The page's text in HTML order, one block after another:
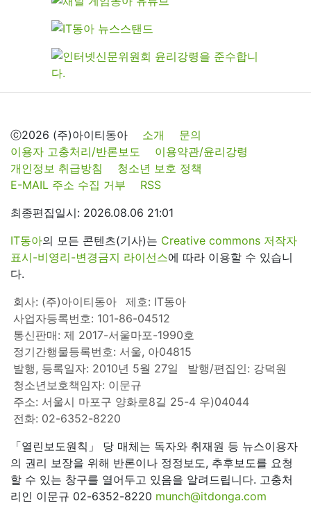
ⓒ2026 (주)아이티동아 소개
문의
이용자 고충처리/반론보도
이용약관/윤리강령
개인정보 취급방침
청소년 보호 정책
E-MAIL 주소 수집 거부
RSS
최종편집일시: 2026.08.06 21:01
IT동아의 모든 콘텐츠(기사)는 Creative commons 저작자
표시-비영리-변경금지 라이선스에 따라 이용할 수 있습니
다.
회사: (주)아이티동아
제호: IT동아
사업자등록번호: 101-86-04512
통신판매: 제 2017-서울마포-1990호
정기간행물등록번호: 서울, 아04815
발행, 등록일자: 2010년 5월 27일
발행/편집인: 강덕원
청소년보호책임자: 이문규
주소: 서울시 마포구 양화로8길 25-4 우)04044
전화: 02-6352-8220
「열린보도원칙」 당 매체는 독자와 취재원 등 뉴스이용자
의 권리 보장을 위해 반론이나 정정보도, 추후보도를 요청
할 수 있는 창구를 열어두고 있음을 알려드립니다. 고충처
리인 이문규 02-6352-8220 munch@itdonga.com